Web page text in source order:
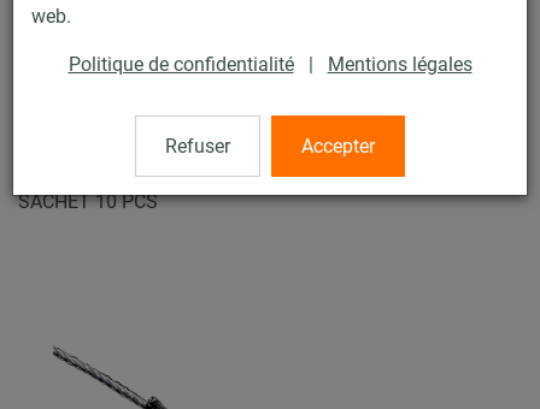
web.
Politique de confidentialité | Mentions légales
Refuser Accepter
Loop-It
2 Mètres suspension standard embout boucle G 15 kg -
SACHET 10 PCS